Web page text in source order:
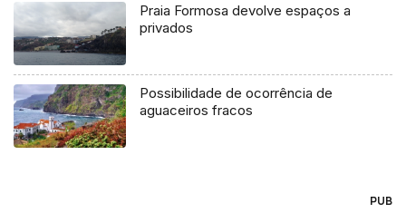
Praia Formosa devolve espaços a
privados
Possibilidade de ocorrência de
aguaceiros fracos
PUB